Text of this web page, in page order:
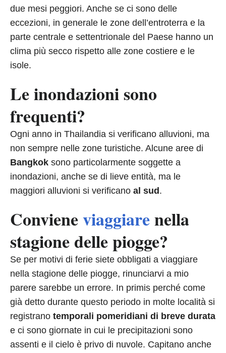
due mesi peggiori. Anche se ci sono delle
eccezioni, in generale le zone dell’entroterra e la
parte centrale e settentrionale del Paese hanno un
clima più secco rispetto alle zone costiere e le
isole.
Le inondazioni sono
frequenti?
Ogni anno in Thailandia si verificano alluvioni, ma
non sempre nelle zone turistiche. Alcune aree di
Bangkok sono particolarmente soggette a
inondazioni, anche se di lieve entità, ma le
maggiori alluvioni si verificano al sud .
Convieneviaggiarenella
stagione delle piogge?
Se per motivi di ferie siete obbligati a viaggiare
nella stagione delle piogge, rinunciarvi a mio
parere sarebbe un errore. In primis perché come
già detto durante questo periodo in molte località si
registrano temporali pomeridiani di breve durata
e ci sono giornate in cui le precipitazioni sono
assenti e il cielo è privo di nuvole. Capitano anche